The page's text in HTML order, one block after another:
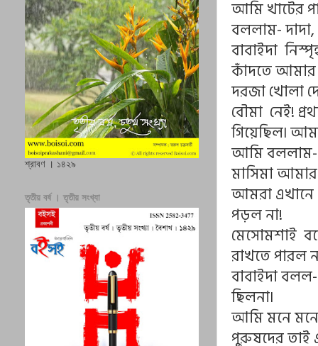
আমি খাটের
বললাম-
বাবাইদা
কাঁদতে আমার
দরজা খোলা
বৌমা নেই!
গিয়েছিল৷
আমি বললাম-
মাসিমা
আমরা এখানে
পড়ল না!
মেসোমশাই
রাখতে পারল
বাবাইদা
ছিলনা৷
আমি মনে মনে
পুরুষদের তাই
শ্রাবণ । ১৪২৯
তৃতীয় বর্ষ । তৃতীয় সংখ্যা